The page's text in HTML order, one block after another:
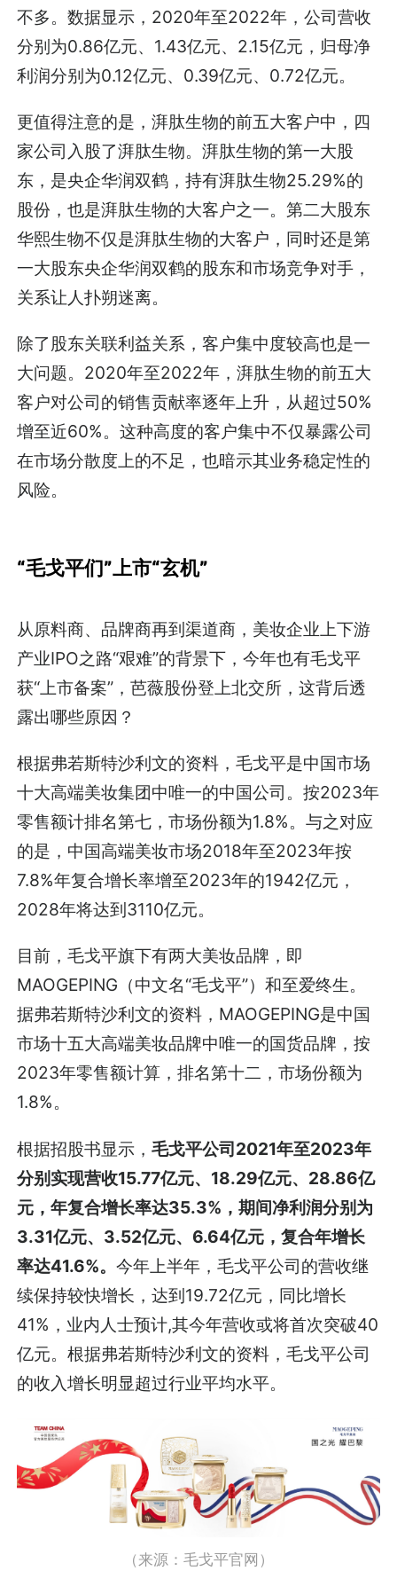
不多。数据显示，2020年至2022年，公司营收
分别为0.86亿元、1.43亿元、2.15亿元，归母净
利润分别为0.12亿元、0.39亿元、0.72亿元。
更值得注意的是，湃肽生物的前五大客户中，四
家公司入股了湃肽生物。湃肽生物的第一大股
东，是央企华润双鹤，持有湃肽生物25.29%的
股份，也是湃肽生物的大客户之一。第二大股东
华熙生物不仅是湃肽生物的大客户，同时还是第
一大股东央企华润双鹤的股东和市场竞争对手，
关系让人扑朔迷离。
除了股东关联利益关系，客户集中度较高也是一
大问题。2020年至2022年，湃肽生物的前五大
客户对公司的销售贡献率逐年上升，从超过50%
增至近60%。这种高度的客户集中不仅暴露公司
在市场分散度上的不足，也暗示其业务稳定性的
风险。
“毛戈平们”上市“玄机”
从原料商、品牌商再到渠道商，美妆企业上下游
产业IPO之路“艰难”的背景下，今年也有毛戈平
获“上市备案”，芭薇股份登上北交所，这背后透
露出哪些原因？
根据弗若斯特沙利文的资料，毛戈平是中国市场
十大高端美妆集团中唯一的中国公司。按2023年
零售额计排名第七，市场份额为1.8%。与之对应
的是，中国高端美妆市场2018年至2023年按
7.8%年复合增长率增至2023年的1942亿元，
2028年将达到3110亿元。
目前，毛戈平旗下有两大美妆品牌，即
MAOGEPING（中文名“毛戈平”）和至爱终生。
据弗若斯特沙利文的资料，MAOGEPING是中国
市场十五大高端美妆品牌中唯一的国货品牌，按
2023年零售额计算，排名第十二，市场份额为
1.8%。
根据招股书显示，毛戈平公司2021年至2023年
分别实现营收15.77亿元、18.29亿元、28.86亿
元，年复合增长率达35.3%，期间净利润分别为
3.31亿元、3.52亿元、6.64亿元，复合年增长
率达41.6%。今年上半年，毛戈平公司的营收继
续保持较快增长，达到19.72亿元，同比增长
41%，业内人士预计,其今年营收或将首次突破40
亿元。根据弗若斯特沙利文的资料，毛戈平公司
的收入增长明显超过行业平均水平。
（来源：毛戈平官网）